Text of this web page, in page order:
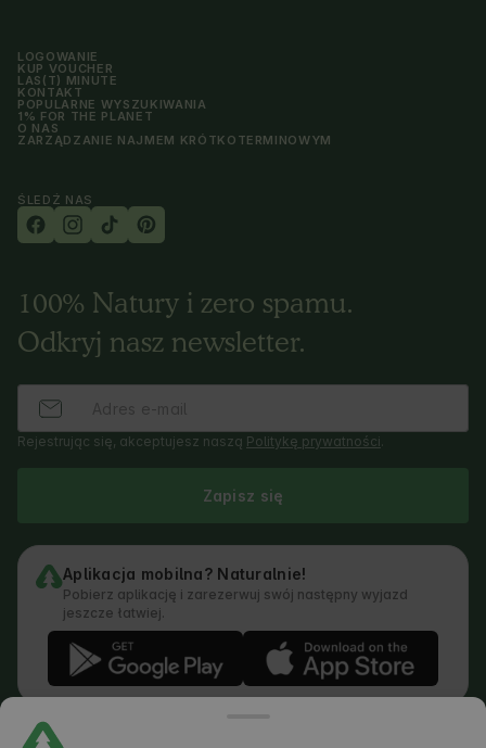
LOGOWANIE
KUP VOUCHER
LAS(T) MINUTE
KONTAKT
POPULARNE WYSZUKIWANIA
1% FOR THE PLANET
O NAS
ZARZĄDZANIE NAJMEM KRÓTKOTERMINOWYM
ŚLEDŹ NAS
100% Natury i zero spamu.
Odkryj nasz newsletter.
Rejestrując się, akceptujesz naszą Politykę prywatności.
Zapisz się
Aplikacja mobilna? Naturalnie!
Pobierz aplikację i zarezerwuj swój następny wyjazd
jeszcze łatwiej.